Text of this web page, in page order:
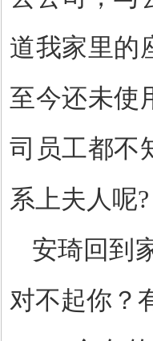
道我家里的
至今还未使
司员工都不
系上夫人
安琦回到
对不起你？